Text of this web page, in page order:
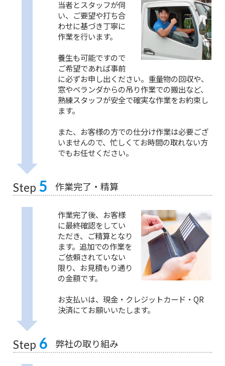
当者とスタッフが伺
い、ご要望や打ち合
わせに基づき丁寧に
作業を行います。
養生も可能ですので
ご希望であれば事前
に必ずお申し出ください。重量物の回収や、
窓やベランダからの吊り作業での搬出など、
熟練スタッフが安全で確実な作業をお約束し
ます。
また、お客様の方での仕分け作業は必要ござ
いませんので、忙しくてお時間の取れない方
でもお任せください。
Step 5 作業完了・精算
作業完了後、お客様
に最終確認をしてい
ただき、ご精算となり
ます。追加での作業を
ご依頼されていない
限り、お見積もり通り
の金額です。
お支払いは、現金・クレジットカード・QR
決済にてお願いいたします。
Step 6 弊社の取り組み